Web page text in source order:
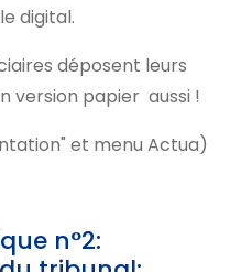
digital.
déposent leurs
version papier aussi !
et menu Actua)
n°2: